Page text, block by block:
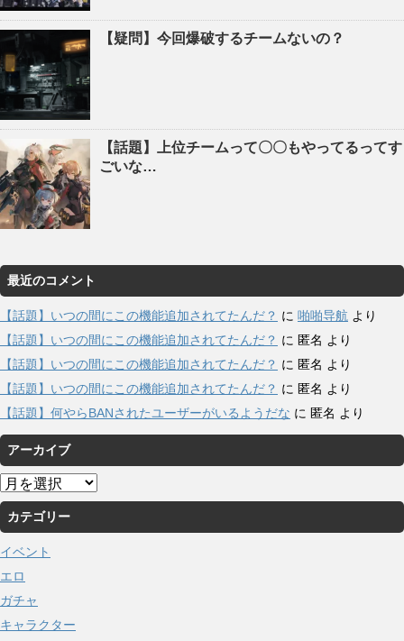
【疑問】今回爆破するチームないの？
【話題】上位チームって〇〇もやってるってす
ごいな…
最近のコメント
【話題】いつの間にこの機能追加されてたんだ？ に 啪啪导航 より
【話題】いつの間にこの機能追加されてたんだ？ に 匿名 より
【話題】いつの間にこの機能追加されてたんだ？ に 匿名 より
【話題】いつの間にこの機能追加されてたんだ？ に 匿名 より
【話題】何やらBANされたユーザーがいるようだな に 匿名 より
アーカイブ
ア
ー
カ
イ
ブ
カテゴリー
イベント
エロ
ガチャ
キャラクター